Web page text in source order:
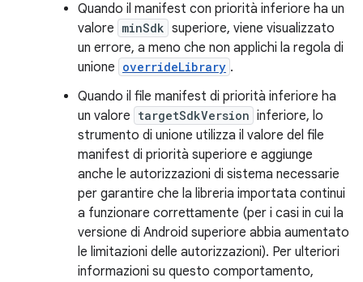
Quando il manifest con priorità inferiore ha un
valore minSdk superiore, viene visualizzato
un errore, a meno che non applichi la regola di
unione overrideLibrary .
Quando il file manifest di priorità inferiore ha
un valore targetSdkVersion inferiore, lo
strumento di unione utilizza il valore del file
manifest di priorità superiore e aggiunge
anche le autorizzazioni di sistema necessarie
per garantire che la libreria importata continui
a funzionare correttamente (per i casi in cui la
versione di Android superiore abbia aumentato
le limitazioni delle autorizzazioni). Per ulteriori
informazioni su questo comportamento,